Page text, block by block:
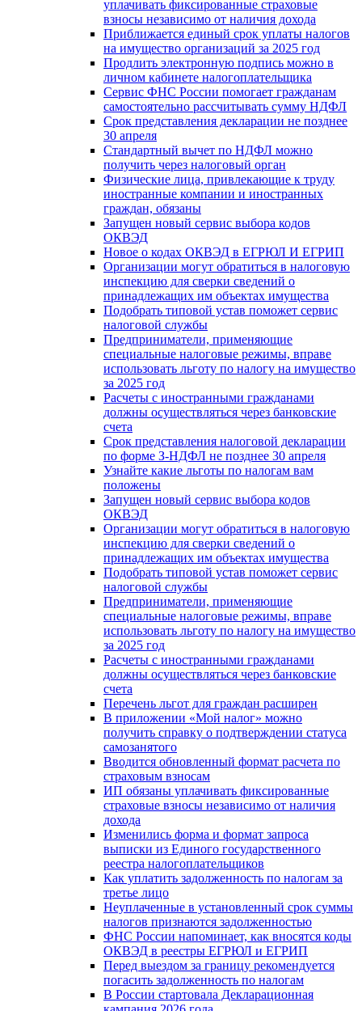
уплачивать фиксированные страховые
взносы независимо от наличия дохода
Приближается единый срок уплаты налогов
на имущество организаций за 2025 год
Продлить электронную подпись можно в
личном кабинете налогоплательщика
Сервис ФНС России помогает гражданам
самостоятельно рассчитывать сумму НДФЛ
Срок представления декларации не позднее
30 апреля
Стандартный вычет по НДФЛ можно
получить через налоговый орган
Физические лица, привлекающие к труду
иностранные компании и иностранных
граждан, обязаны
Запущен новый сервис выбора кодов
ОКВЭД
Новое о кодах ОКВЭД в ЕГРЮЛ И ЕГРИП
Организации могут обратиться в налоговую
инспекцию для сверки сведений о
принадлежащих им объектах имущества
Подобрать типовой устав поможет сервис
налоговой службы
Предприниматели, применяющие
специальные налоговые режимы, вправе
использовать льготу по налогу на имущество
за 2025 год
Расчеты с иностранными гражданами
должны осуществляться через банковские
счета
Срок представления налоговой декларации
по форме З-НДФЛ не позднее 30 апреля
Узнайте какие льготы по налогам вам
положены
Запущен новый сервис выбора кодов
ОКВЭД
Организации могут обратиться в налоговую
инспекцию для сверки сведений о
принадлежащих им объектах имущества
Подобрать типовой устав поможет сервис
налоговой службы
Предприниматели, применяющие
специальные налоговые режимы, вправе
использовать льготу по налогу на имущество
за 2025 год
Расчеты с иностранными гражданами
должны осуществляться через банковские
счета
Перечень льгот для граждан расширен
В приложении «Мой налог» можно
получить справку о подтверждении статуса
самозанятого
Вводится обновленный формат расчета по
страховым взносам
ИП обязаны уплачивать фиксированные
страховые взносы независимо от наличия
дохода
Изменились форма и формат запроса
выписки из Единого государственного
реестра налогоплательщиков
Как уплатить задолженность по налогам за
третье лицо
Неуплаченные в установленный срок суммы
налогов признаются задолженностью
ФНС России напоминает, как вносятся коды
ОКВЭД в реестры ЕГРЮЛ и ЕГРИП
Перед выездом за границу рекомендуется
погасить задолженность по налогам
В России стартовала Декларационная